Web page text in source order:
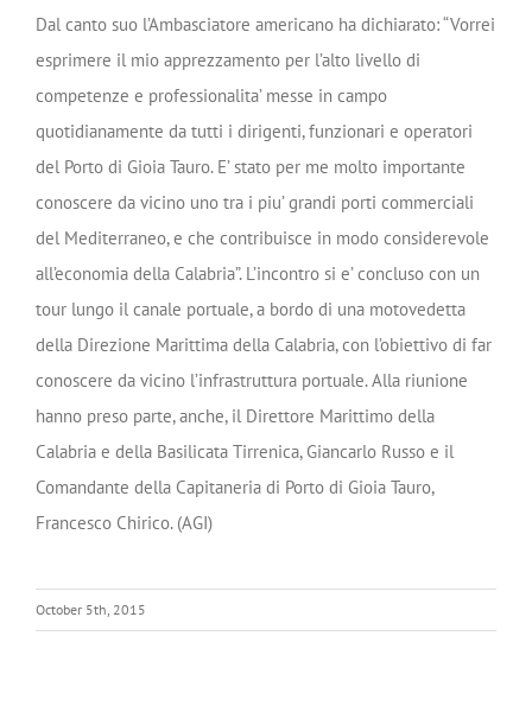
Dal canto suo l’Ambasciatore americano ha dichiarato: “Vorrei
esprimere il mio apprezzamento per l’alto livello di
competenze e professionalita’ messe in campo
quotidianamente da tutti i dirigenti, funzionari e operatori
del Porto di Gioia Tauro. E’ stato per me molto importante
conoscere da vicino uno tra i piu’ grandi porti commerciali
del Mediterraneo, e che contribuisce in modo considerevole
all’economia della Calabria”. L’incontro si e’ concluso con un
tour lungo il canale portuale, a bordo di una motovedetta
della Direzione Marittima della Calabria, con l’obiettivo di far
conoscere da vicino l’infrastruttura portuale. Alla riunione
hanno preso parte, anche, il Direttore Marittimo della
Calabria e della Basilicata Tirrenica, Giancarlo Russo e il
Comandante della Capitaneria di Porto di Gioia Tauro,
Francesco Chirico. (AGI)
October 5th, 2015